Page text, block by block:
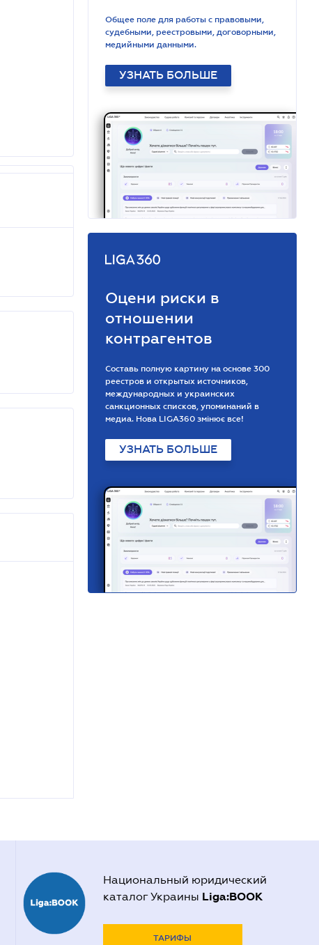
Общее поле для работы с правовыми,
судебными, реестровыми, договорными,
медийными данными.
УЗНАТЬ БОЛЬШЕ
Оцени риски в
отношении
контрагентов
Составь полную картину на основе 300
реестров и открытых источников,
международных и украинских
санкционных списков, упоминаний в
медиа. Нова LIGA360 змінює все!
УЗНАТЬ БОЛЬШЕ
Национальный юридический
каталог Украины Liga:BOOK
ТАРИФЫ